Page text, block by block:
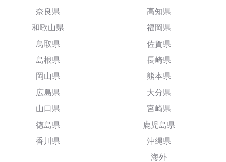
奈良県
和歌山県
鳥取県
島根県
岡山県
広島県
山口県
徳島県
香川県
高知県
福岡県
佐賀県
長崎県
熊本県
大分県
宮崎県
鹿児島県
沖縄県
海外